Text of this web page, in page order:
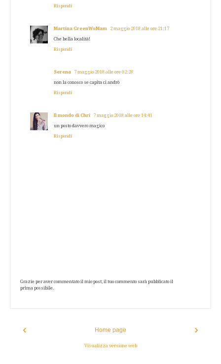
Rispondi
Martina GreenWoMam 2 maggio 2018 alle ore 21:17
Che bella località!
Rispondi
Serena 7 maggio 2018 alle ore 02:28
non la conosco se capita ci andrò
Rispondi
Il mondo di Chri 7 maggio 2018 alle ore 14:41
un posto davvero magico
Rispondi
Grazie per aver commentato il mio post, il tuo commento sarà pubblicato il
prima possibile.
‹ ›
Home page
Visualizza versione web